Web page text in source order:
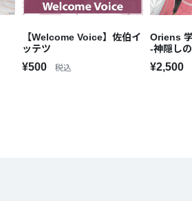
【Welcome Voice】佐伯イ
ッテツ
¥500 税込
Oriens
-神隠し
¥2,500